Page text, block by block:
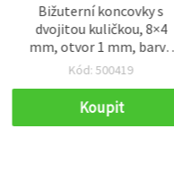
Bižuterní koncovky s
dvojitou kuličkou, 8×4
mm, otvor 1 mm, barva
antik bronz, NF – 50 ks
Kód: 500419
Koupit